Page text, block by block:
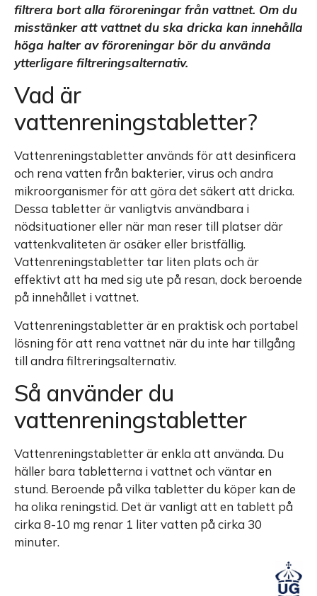
filtrera bort alla föroreningar från vattnet. Om du
misstänker att vattnet du ska dricka kan innehålla
höga halter av föroreningar bör du använda
ytterligare filtreringsalternativ.
Vad är
vattenreningstabletter?
Vattenreningstabletter används för att desinficera
och rena vatten från bakterier, virus och andra
mikroorganismer för att göra det säkert att dricka.
Dessa tabletter är vanligtvis användbara i
nödsituationer eller när man reser till platser där
vattenkvaliteten är osäker eller bristfällig.
Vattenreningstabletter tar liten plats och är
effektivt att ha med sig ute på resan, dock beroende
på innehållet i vattnet.
Vattenreningstabletter är en praktisk och portabel
lösning för att rena vattnet när du inte har tillgång
till andra filtreringsalternativ.
Så använder du
vattenreningstabletter
Vattenreningstabletter är enkla att använda. Du
häller bara tabletterna i vattnet och väntar en
stund. Beroende på vilka tabletter du köper kan de
ha olika reningstid. Det är vanligt att en tablett på
cirka 8-10 mg renar 1 liter vatten på cirka 30
minuter.